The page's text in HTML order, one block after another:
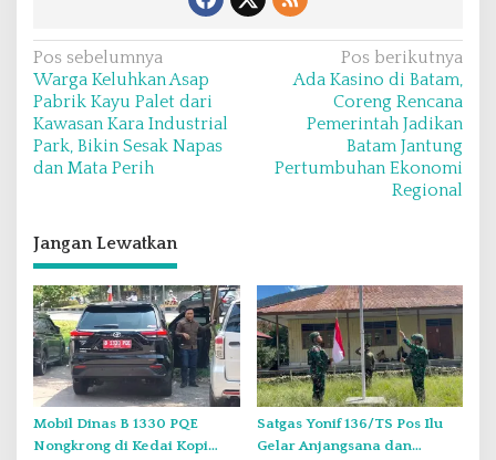
N
a
v
i
s
i
p
o
s
Pos sebelumnya
Warga Keluhkan Asap
Pabrik Kayu Palet dari
Kawasan Kara Industrial
Park, Bikin Sesak Napas
dan Mata Perih
Pos berikutnya
Ada Kasino di Batam,
Coreng Rencana
Pemerintah Jadikan
Batam Jantung
Pertumbuhan Ekonomi
Regional
Jangan Lewatkan
Mobil Dinas B 1330 PQE
Nongkrong di Kedai Kopi
Satgas Yonif 136/TS Pos Ilu
Gelar Anjangsana dan